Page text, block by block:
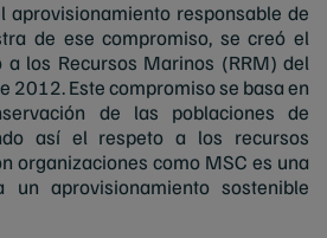
aprovisionamiento responsable de
de ese compromiso, se creó el
a los Recursos Marinos (RRM) del
2012. Este compromiso se basa en
de las poblaciones de
así el respeto a los recursos
organizaciones como MSC es una
un aprovisionamiento sostenible